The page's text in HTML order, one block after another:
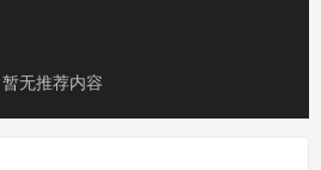
暂无推荐内容